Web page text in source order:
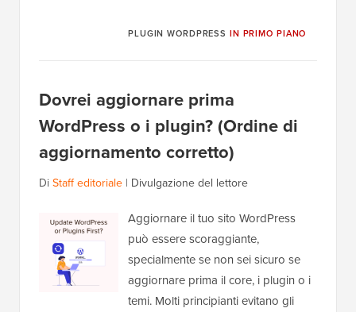
PLUGIN WORDPRESS IN PRIMO PIANO
Dovrei aggiornare prima
WordPress o i plugin? (Ordine di
aggiornamento corretto)
DiStaff editoriale | Divulgazione del lettore
Aggiornare il tuo sito WordPress
può essere scoraggiante,
specialmente se non sei sicuro se
aggiornare prima il core, i plugin o i
temi. Molti principianti evitano gli